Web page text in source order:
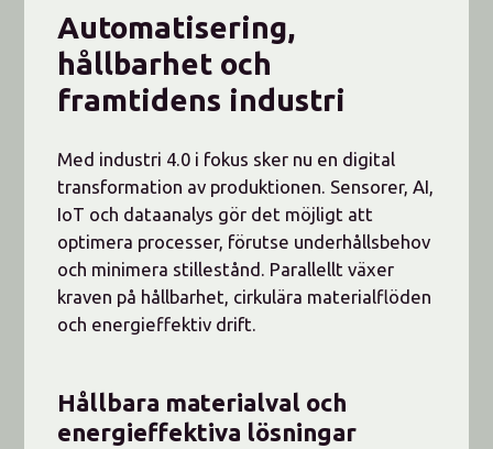
Automatisering,
hållbarhet och
framtidens industri
Med industri 4.0 i fokus sker nu en digital
transformation av produktionen. Sensorer, AI,
IoT och dataanalys gör det möjligt att
optimera processer, förutse underhållsbehov
och minimera stillestånd. Parallellt växer
kraven på hållbarhet, cirkulära materialflöden
och energieffektiv drift.
Hållbara materialval och
energieffektiva lösningar